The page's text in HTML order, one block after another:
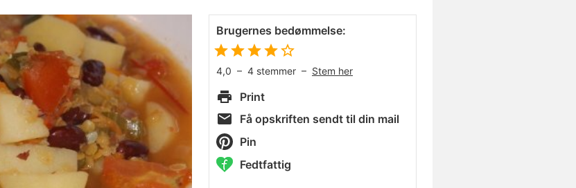
Brugernes bedømmelse:
4,0 – 4 stemmer – Stem her
Print
Få opskriften sendt til din mail
Pin
Fedtfattig